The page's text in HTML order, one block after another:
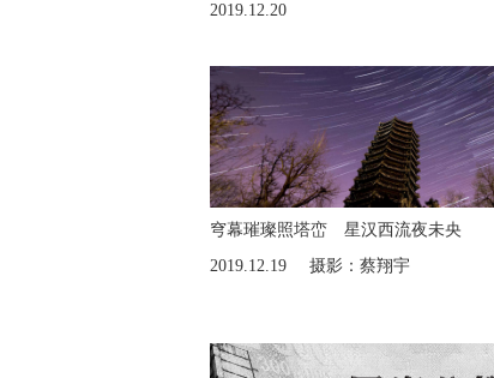
2019.12.20
穹幕璀璨照塔峦 星汉西流夜未央
2019.12.19
摄影：蔡翔宇